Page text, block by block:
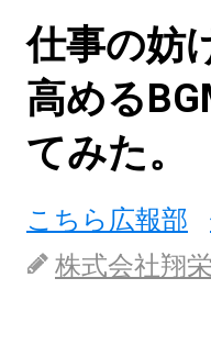
仕事の妨
高める
てみた。
こちら広報部
株式会社翔